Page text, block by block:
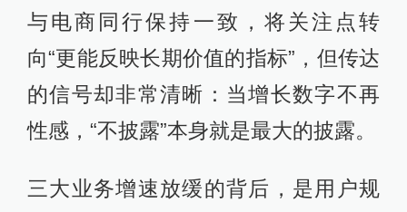
与电商同行保持一致，将关注点转
向“更能反映长期价值的指标”，但传达
的信号却非常清晰：当增长数字不再
性感，“不披露”本身就是最大的披露。
三大业务增速放缓的背后，是用户规